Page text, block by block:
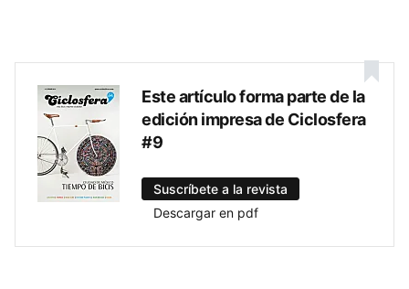
Este artículo forma parte de la
edición impresa de Ciclosfera
#9
Suscríbete a la revista
Descargar en pdf